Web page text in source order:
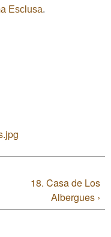
Esclusa.
18. Casa de Los
Albergues ›